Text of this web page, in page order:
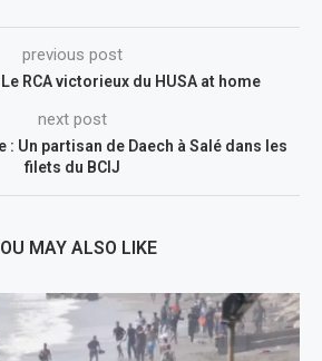
previous post
RCA victorieux du HUSA at home
next post
Un partisan de Daech à Salé dans les
filets du BCIJ
MAY ALSO LIKE